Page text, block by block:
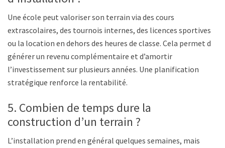
Une école peut valoriser son terrain via des cours
extrascolaires, des tournois internes, des licences sportives
ou la location en dehors des heures de classe. Cela permet de
générer un revenu complémentaire et d’amortir
l’investissement sur plusieurs années. Une planification
stratégique renforce la rentabilité.
5. Combien de temps dure la
construction d’un terrain ?
L’installation prend en général quelques semaines, mais